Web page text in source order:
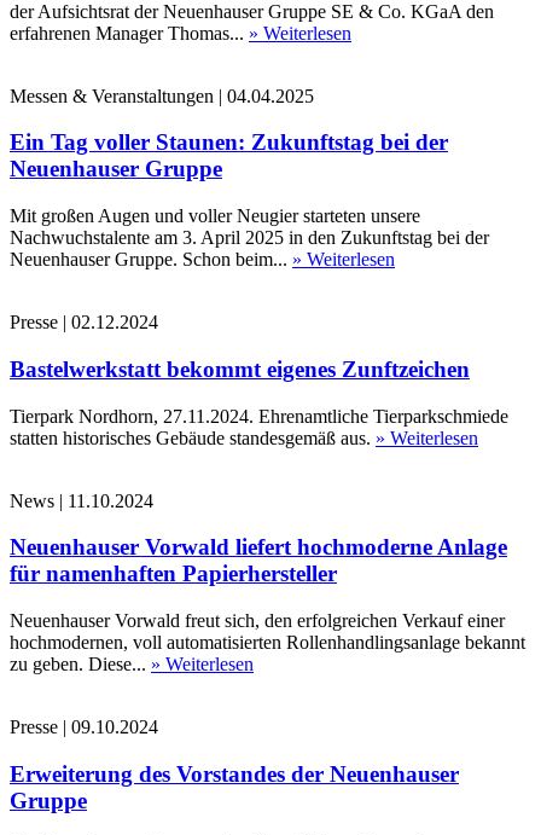
der Aufsichtsrat der Neuenhauser Gruppe SE & Co. KGaA den
erfahrenen Manager Thomas... » Weiterlesen
Messen & Veranstaltungen | 04.04.2025
Ein Tag voller Staunen: Zukunftstag bei der
Neuenhauser Gruppe
Mit großen Augen und voller Neugier starteten unsere
Nachwuchstalente am 3. April 2025 in den Zukunftstag bei der
Neuenhauser Gruppe. Schon beim... » Weiterlesen
Presse | 02.12.2024
Bastelwerkstatt bekommt eigenes Zunftzeichen
Tierpark Nordhorn, 27.11.2024. Ehrenamtliche Tierparkschmiede
statten historisches Gebäude standesgemäß aus. » Weiterlesen
News | 11.10.2024
Neuenhauser Vorwald liefert hochmoderne Anlage
für namenhaften Papierhersteller
Neuenhauser Vorwald freut sich, den erfolgreichen Verkauf einer
hochmodernen, voll automatisierten Rollenhandlingsanlage bekannt
zu geben. Diese... » Weiterlesen
Presse | 09.10.2024
Erweiterung des Vorstandes der Neuenhauser
Gruppe